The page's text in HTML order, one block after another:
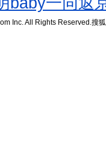
Inc. All Rights Reserved.搜